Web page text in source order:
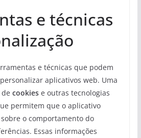
e técnicas
e técnicas que podem
aplicativos web. Uma
cookiese outras tecnologias
permitem que o aplicativo
o comportamento do
Essas informações